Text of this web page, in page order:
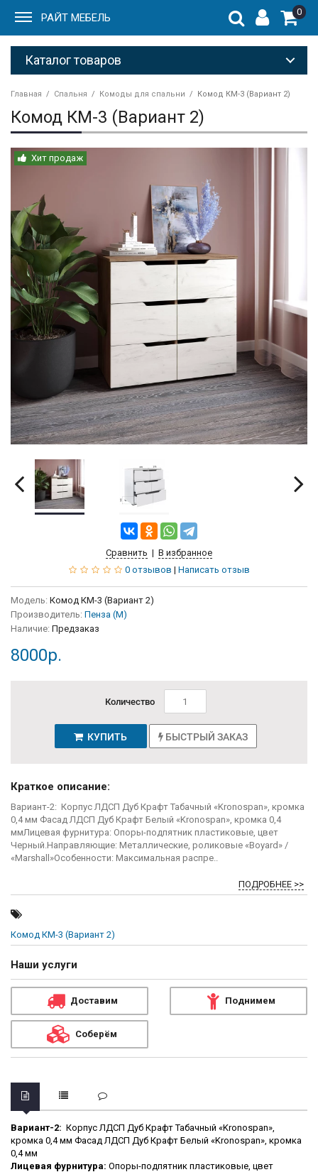
РАЙТ МЕБЕЛЬ 0
Каталог товаров
Главная Спальня Комоды для спальни Комод КМ-3 (Вариант 2)
Комод КМ-3 (Вариант 2)
Хит продаж
Сравнить | В избранное
0 отзывов | Написать отзыв
Модель: Комод КМ-3 (Вариант 2)
Производитель: Пенза (М)
Наличие: Предзаказ
8000р.
Количество
КУПИТЬ БЫСТРЫЙ ЗАКАЗ
Краткое описание:
Вариант-2: Корпус ЛДСП Дуб Крафт Табачный «Kronospan», кромка
0,4 мм Фасад ЛДСП Дуб Крафт Белый «Kronospan», кромка 0,4
ммЛицевая фурнитура: Опоры-подпятник пластиковые, цвет
Черный.Направляющие: Металлические, роликовые «Boyard» /
«Marshall»Особенности: Максимальная распре..
ПОДРОБНЕЕ >>
Комод КМ-3 (Вариант 2)
Наши услуги
Доставим Поднимем
Соберём
Вариант-2: Корпус ЛДСП Дуб Крафт Табачный «Kronospan»,
кромка 0,4 мм Фасад ЛДСП Дуб Крафт Белый «Kronospan», кромка
0,4 мм
Лицевая фурнитура: Опоры-подпятник пластиковые, цвет